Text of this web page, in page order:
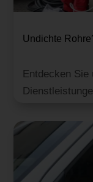
Undichte
Entdecken Sie